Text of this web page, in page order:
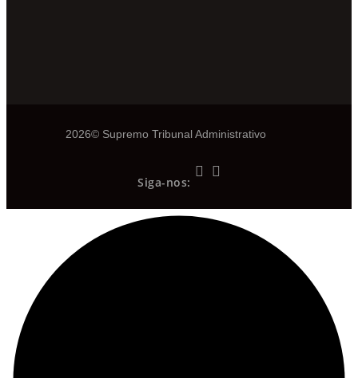
2026© Supremo Tribunal Administrativo
Siga-nos: